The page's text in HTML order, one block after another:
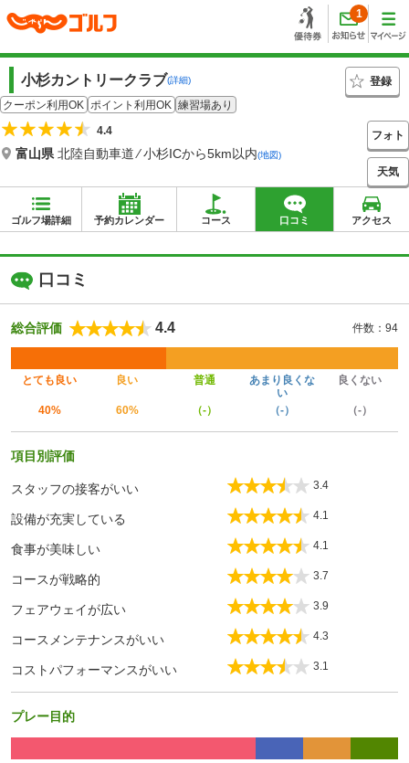
1
小杉カントリークラブ(詳細)
登録
クーポン利用OK ポイント利用OK 練習場あり
4.4
富山県 北陸自動車道 ⁄ 小杉ICから5km以内(地図)
フォト
天気
ゴルフ場詳細 予約カレンダー コース 口コミ アクセス
口コミ
総合評価 4.4 件数：94
とても良い 良い 普通
あまり良くな
い
良くない
40% 60% （-） （-） （-）
項目別評価
スタッフの接客がいい 3.4
設備が充実している 4.1
食事が美味しい 4.1
コースが戦略的 3.7
フェアウェイが広い 3.9
コースメンテナンスがいい 4.3
コストパフォーマンスがいい 3.1
プレー目的